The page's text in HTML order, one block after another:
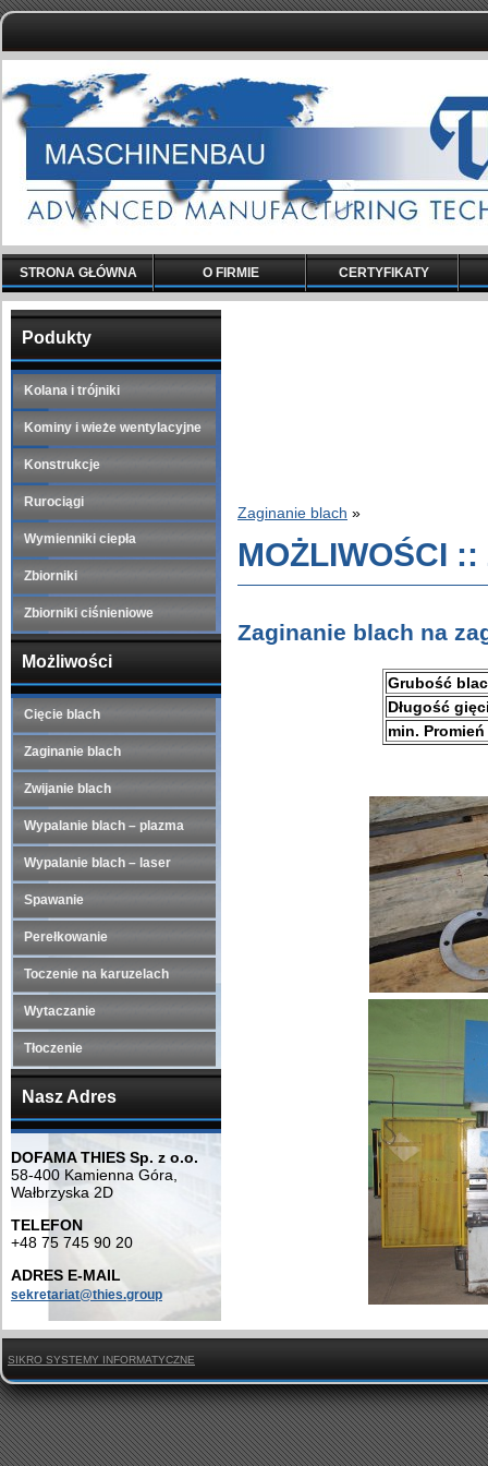
STRONA GŁÓWNA O FIRMIE CERTYFIKATY
Podukty
Kolana i trójniki
Kominy i wieże wentylacyjne
Konstrukcje
Rurociągi
Wymienniki ciepła
Zbiorniki
Zbiorniki ciśnieniowe
Możliwości
Cięcie blach
Zaginanie blach
Zwijanie blach
Wypalanie blach – plazma
Wypalanie blach – laser
Spawanie
Perełkowanie
Toczenie na karuzelach
Wytaczanie
Tłoczenie
Nasz Adres
DOFAMA THIES Sp. z o.o.
58-400 Kamienna Góra,
Wałbrzyska 2D
TELEFON
+48 75 745 90 20
ADRES E-MAIL
sekretariat@thies.group
Zaginanie blach »
MOŻLIWOŚCI
Zaginanie blach na
Grubość
Długość
min.
SIKRO SYSTEMY INFORMATYCZNE